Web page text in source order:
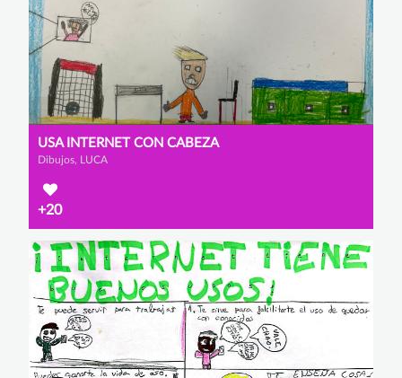
USA INTERNET CON CABEZA
Dibujos, LUCA
+20